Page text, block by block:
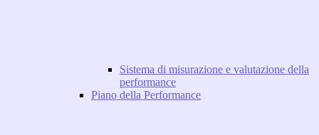
Sistema di misurazione e valutazione della
performance
Piano della Performance